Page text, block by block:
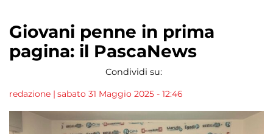
Giovani penne in prima
pagina: il PascaNews
Condividi su:
redazione | sabato 31 Maggio 2025 - 12:46